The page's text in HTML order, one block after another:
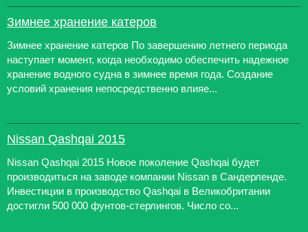
Зимнее хранение катеров
Зимнее хранение катеров По завершению летнего периода
наступает момент, когда необходимо обеспечить надежное
хранение водного судна в зимнее время года. Создание
условий хранения непосредственно влияе...
Nissan Qashqai 2015
Nissan Qashqai 2015 Новое поколение Qashqai будет
производиться на заводе компании Nissan в Сандерленде.
Инвестиции в производство Qashqai в Великобритании
достигли 500 000 фунтов-стерлингов. Число со...